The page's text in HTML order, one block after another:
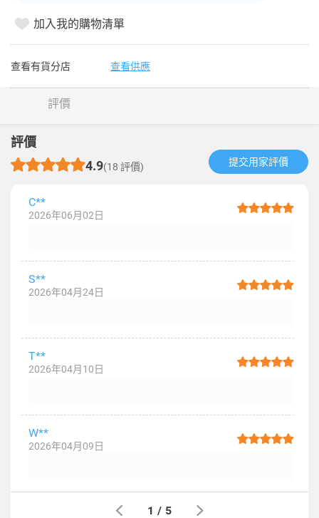
加入我的購物清單
查看有貨分店 查看供應
評價
評價
4.9(18 評價) 提交用家評價​
C**
2026年06月02日
S**
2026年04月24日
T**
2026年04月10日
W**
2026年04月09日
1 / 5